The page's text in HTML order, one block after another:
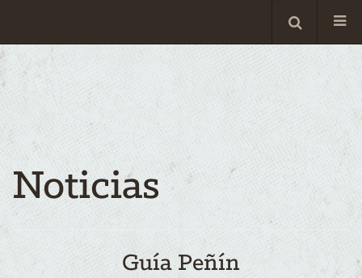
Noticias
Guía Peñín